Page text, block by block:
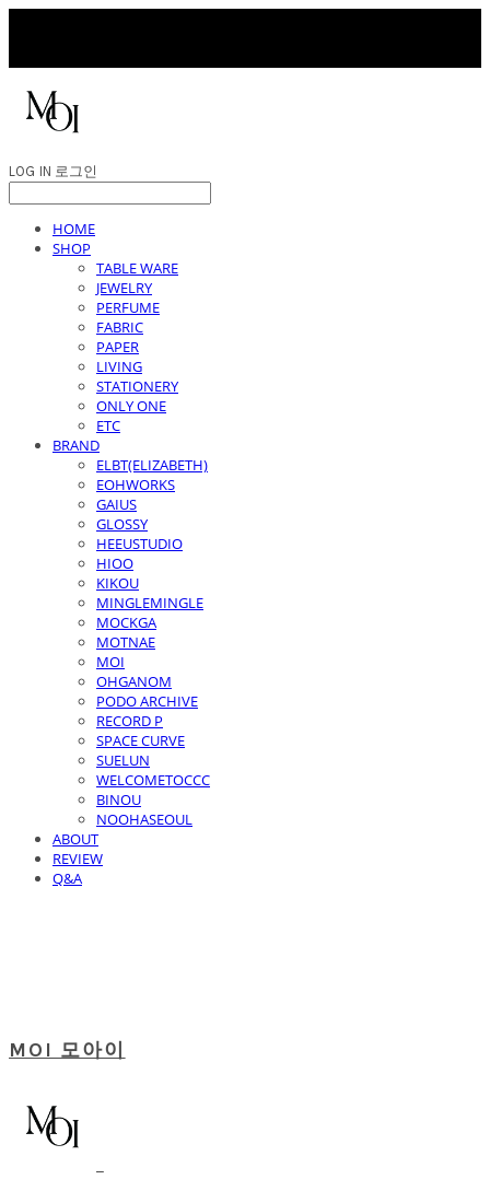
LOG IN 로그인
HOME
SHOP
TABLE WARE
JEWELRY
PERFUME
FABRIC
PAPER
LIVING
STATIONERY
ONLY ONE
ETC
BRAND
ELBT(ELIZABETH)
EOHWORKS
GAIUS
GLOSSY
HEEUSTUDIO
HIOO
KIKOU
MINGLEMINGLE
MOCKGA
MOTNAE
MOI
OHGANOM
PODO ARCHIVE
RECORD P
SPACE CURVE
SUELUN
WELCOMETOCCC
BINOU
NOOHASEOUL
ABOUT
REVIEW
Q&A
MOI 모아이